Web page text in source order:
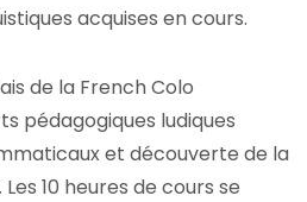
acquises en cours.
de la French Colo
pédagogiques ludiques
et découverte de la
10 heures de cours se